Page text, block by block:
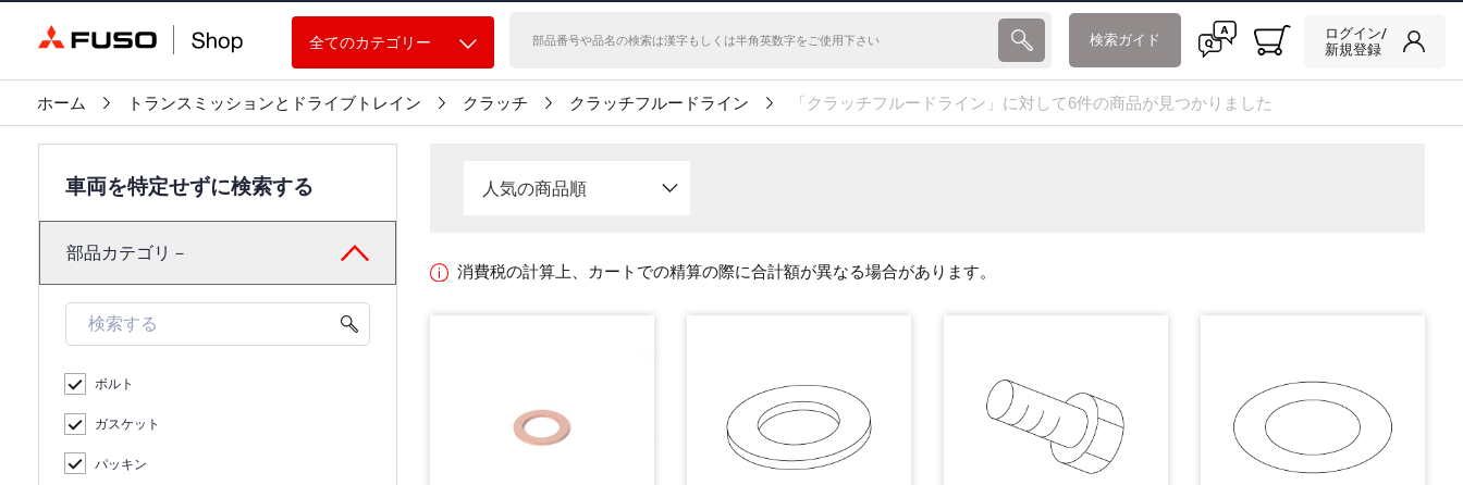
全てのカテゴリー 検索ガイド
ログイン/
新規登録
ホーム トランスミッションとドライブトレイン クラッチ クラッチフルードライン 「クラッチフルードライン」に対して6件の商品が見つかりました
車両を特定せずに検索する
部品カテゴリ－
ボルト
ガスケット
パッキン
人気の商品順
消費税の計算上、カートでの精算の際に合計額が異なる場合があります。